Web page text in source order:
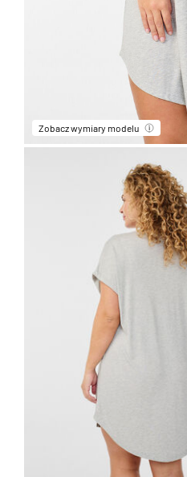
Zobacz wymiary modelu